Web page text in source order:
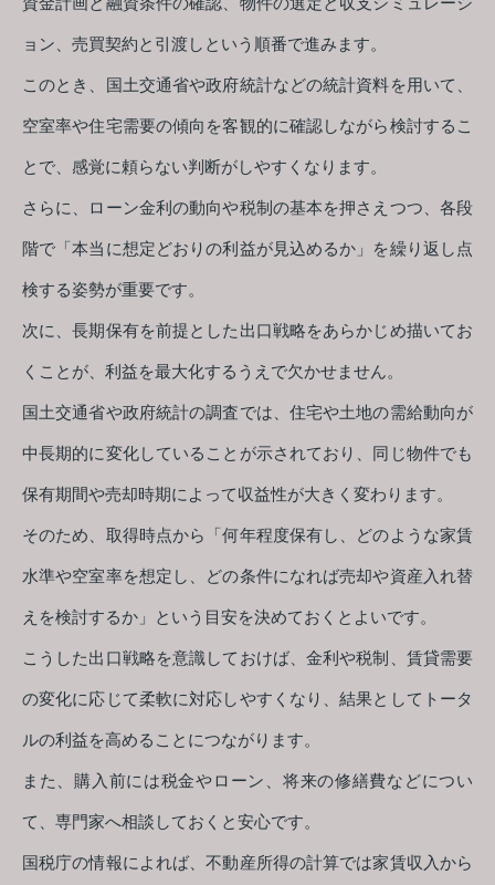
ョン、売買契約と引渡しという順番で進みます。
このとき、国土交通省や政府統計などの統計資料を用いて、
空室率や住宅需要の傾向を客観的に確認しながら検討するこ
とで、感覚に頼らない判断がしやすくなります。
さらに、ローン金利の動向や税制の基本を押さえつつ、各段
階で「本当に想定どおりの利益が見込めるか」を繰り返し点
検する姿勢が重要です。
次に、長期保有を前提とした出口戦略をあらかじめ描いてお
くことが、利益を最大化するうえで欠かせません。
国土交通省や政府統計の調査では、住宅や土地の需給動向が
中長期的に変化していることが示されており、同じ物件でも
保有期間や売却時期によって収益性が大きく変わります。
そのため、取得時点から「何年程度保有し、どのような家賃
水準や空室率を想定し、どの条件になれば売却や資産入れ替
えを検討するか」という目安を決めておくとよいです。
こうした出口戦略を意識しておけば、金利や税制、賃貸需要
の変化に応じて柔軟に対応しやすくなり、結果としてトータ
ルの利益を高めることにつながります。
また、購入前には税金やローン、将来の修繕費などについ
て、専門家へ相談しておくと安心です。
国税庁の情報によれば、不動産所得の計算では家賃収入から